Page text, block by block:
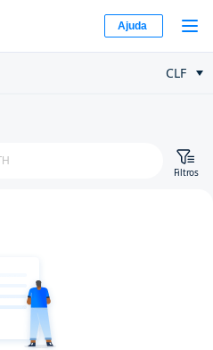
Ajuda
CLF
Filtros